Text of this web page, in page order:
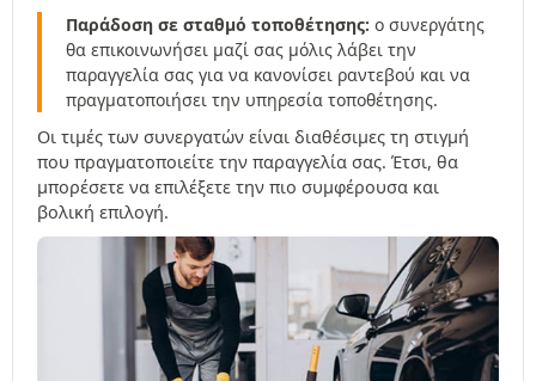
Παράδοση σε σταθμό τοποθέτησης: ο συνεργάτης
θα επικοινωνήσει μαζί σας μόλις λάβει την
παραγγελία σας για να κανονίσει ραντεβού και να
πραγματοποιήσει την υπηρεσία τοποθέτησης.
Οι τιμές των συνεργατών είναι διαθέσιμες τη στιγμή
που πραγματοποιείτε την παραγγελία σας. Έτσι, θα
μπορέσετε να επιλέξετε την πιο συμφέρουσα και
βολική επιλογή.